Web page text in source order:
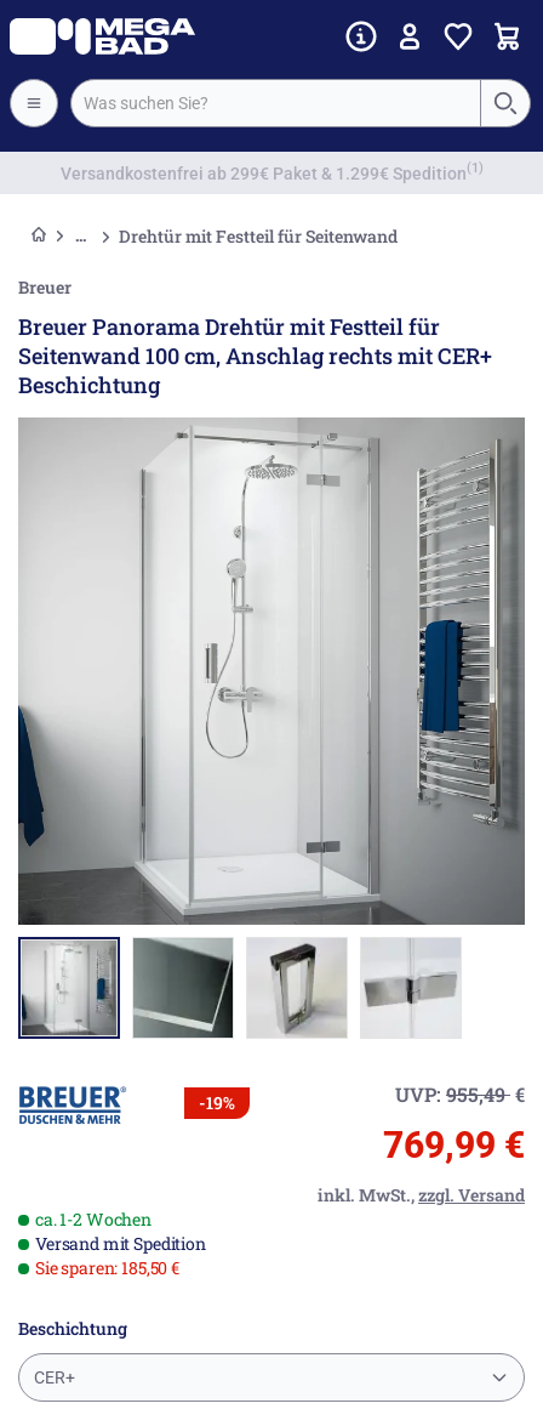
Vorkassenrabatt
Drehtür mit Festteil für Seitenwand
Breuer
Breuer Panorama Drehtür mit Festteil für
Seitenwand 100 cm, Anschlag rechts mit CER+
Beschichtung
-19% UVP: 955,49€
769,99 €
inkl. MwSt.,zzgl. Versand
ca. 1-2 Wochen
Versand mit Spedition
Sie sparen: 185,50 €
Beschichtung
CER+